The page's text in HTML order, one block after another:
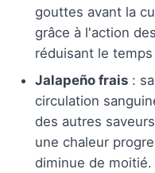
gouttes avant la
grâce à l'action
réduisant le
Jalapeño frais :
circulation
des autres
une chaleur
diminue de moitié.